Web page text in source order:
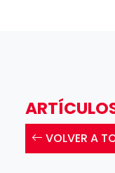
VOLVER A